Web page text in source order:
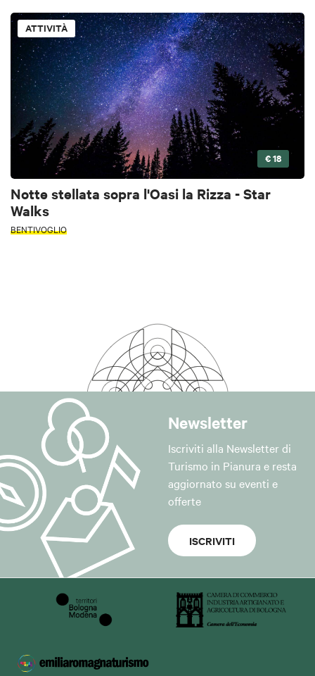
ATTIVITÀ
€ 18
Notte stellata sopra l'Oasi la Rizza - Star
Walks
BENTIVOGLIO
Newsletter
Iscriviti alla Newsletter di
Turismo in Pianura e resta
aggiornato su eventi e
offerte
ISCRIVITI